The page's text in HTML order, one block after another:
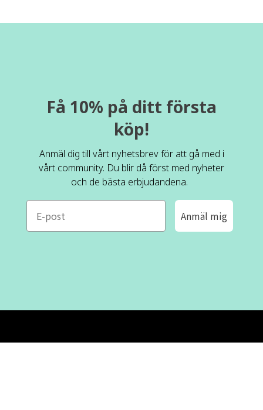
Få 10% på ditt första
köp!
Anmäl dig till vårt nyhetsbrev för att gå med i
vårt community. Du blir då först med nyheter
och de bästa erbjudandena.
e-mail
Anmäl mig